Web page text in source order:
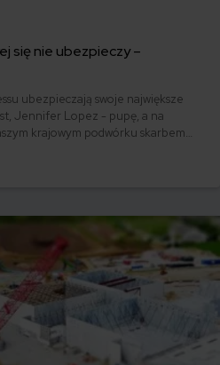
się nie ubezpieczy –
ubezpieczają swoje największe
Jennifer Lopez - pupę, a na
podwórku skarbem
przykład na wypadek, gdyby miał